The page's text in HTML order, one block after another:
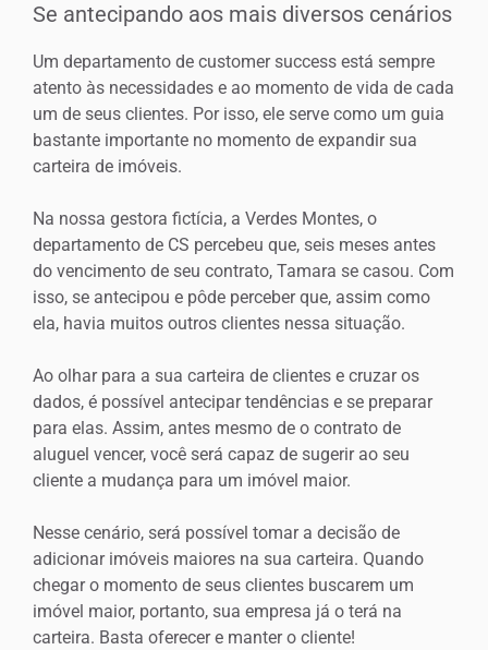
Se antecipando aos mais diversos cenários
Um departamento de customer success está sempre
atento às necessidades e ao momento de vida de cada
um de seus clientes. Por isso, ele serve como um guia
bastante importante no momento de expandir sua
carteira de imóveis.
Na nossa gestora fictícia, a Verdes Montes, o
departamento de CS percebeu que, seis meses antes
do vencimento de seu contrato, Tamara se casou. Com
isso, se antecipou e pôde perceber que, assim como
ela, havia muitos outros clientes nessa situação.
Ao olhar para a sua carteira de clientes e cruzar os
dados, é possível antecipar tendências e se preparar
para elas. Assim, antes mesmo de o contrato de
aluguel vencer, você será capaz de sugerir ao seu
cliente a mudança para um imóvel maior.
Nesse cenário, será possível tomar a decisão de
adicionar imóveis maiores na sua carteira. Quando
chegar o momento de seus clientes buscarem um
imóvel maior, portanto, sua empresa já o terá na
carteira. Basta oferecer e manter o cliente!